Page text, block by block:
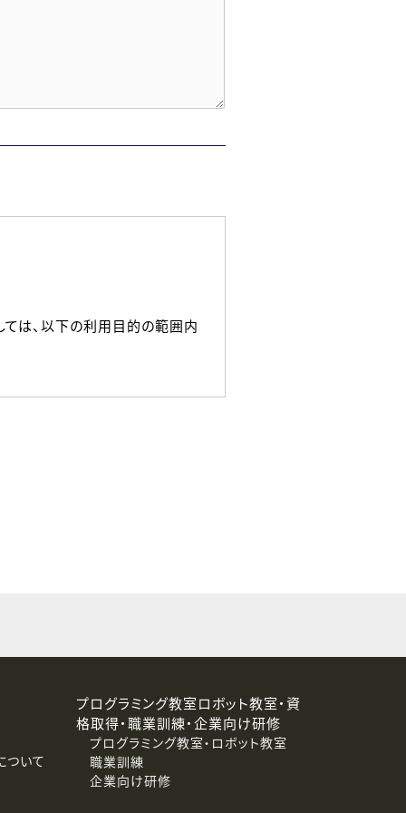
ては、以下の利用目的の範囲内
および第三者への提供停止）
ついて
プログラミング教室ロボット教室・資
格取得・職業訓練・企業向け研修
プログラミング教室・ロボット教室
職業訓練
企業向け研修